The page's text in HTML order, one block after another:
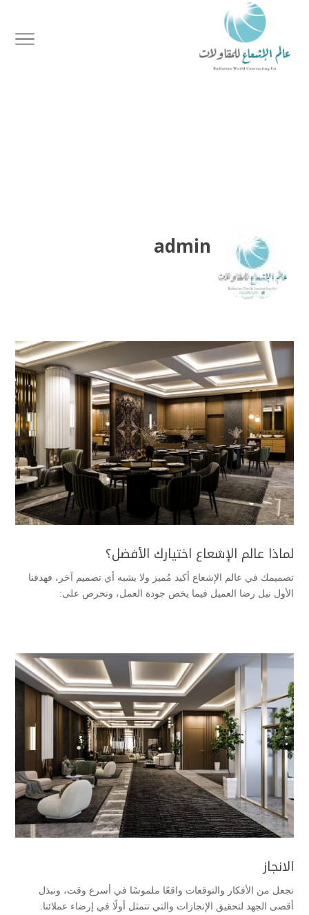
admin
لماذا عالم الإشعاع اختيارك الأفضل؟
تصميمك في عالم الإشعاع أكيد مُميز ولا يشبه أي تصميم آخر، فهدفنا
الأول نيل رضا العميل فيما يخص جودة العمل، ونحرص على:
الانجاز
نجعل من الأفكار والتوقعات واقعًا ملموسًا في أسرع وقت، ونبذل
أقصى الجهد لتحقيق الإنجازات والتي تتمثل أولًا في إرضاء عملائنا.